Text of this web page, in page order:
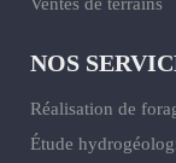
Ventes de terrains
NOS
Réalisation de
Étude